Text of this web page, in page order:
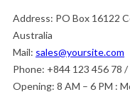
Address: PO Box 16122
Australia
Mail: sales@yoursite.com
Phone: +844 123 456 78
Opening: 8 AM – 6 PM :